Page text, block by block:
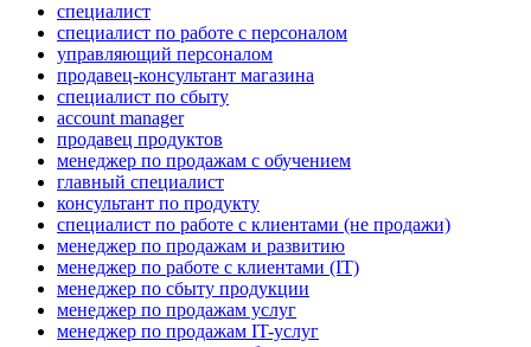
специалист
специалист по работе с персоналом
управляющий персоналом
продавец-консультант магазина
специалист по сбыту
account manager
продавец продуктов
менеджер по продажам с обучением
главный специалист
консультант по продукту
специалист по работе с клиентами (не продажи)
менеджер по продажам и развитию
менеджер по работе с клиентами (IT)
менеджер по сбыту продукции
менеджер по продажам услуг
менеджер по продажам IT-услуг